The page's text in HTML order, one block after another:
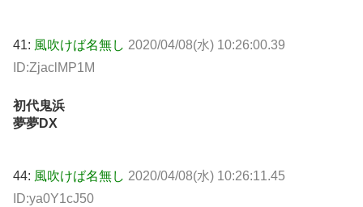
41: 風吹けば名無し 2020/04/08(水) 10:26:00.39
ID:ZjaclMP1M
初代鬼浜
夢夢DX
44: 風吹けば名無し 2020/04/08(水) 10:26:11.45
ID:ya0Y1cJ50